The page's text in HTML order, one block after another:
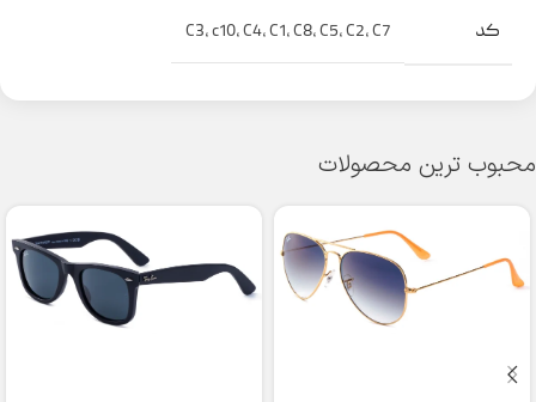
کد C3,c10,C4,C1,C8,C5,C2,C7
محبوب ترین محصولات